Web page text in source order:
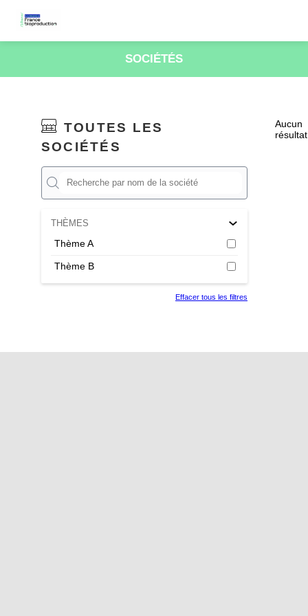
SOCIÉTÉS
TOUTES LES
SOCIÉTÉS
THÈMES
Thème A
Thème B
Effacer tous les filtres
Aucun
résultat